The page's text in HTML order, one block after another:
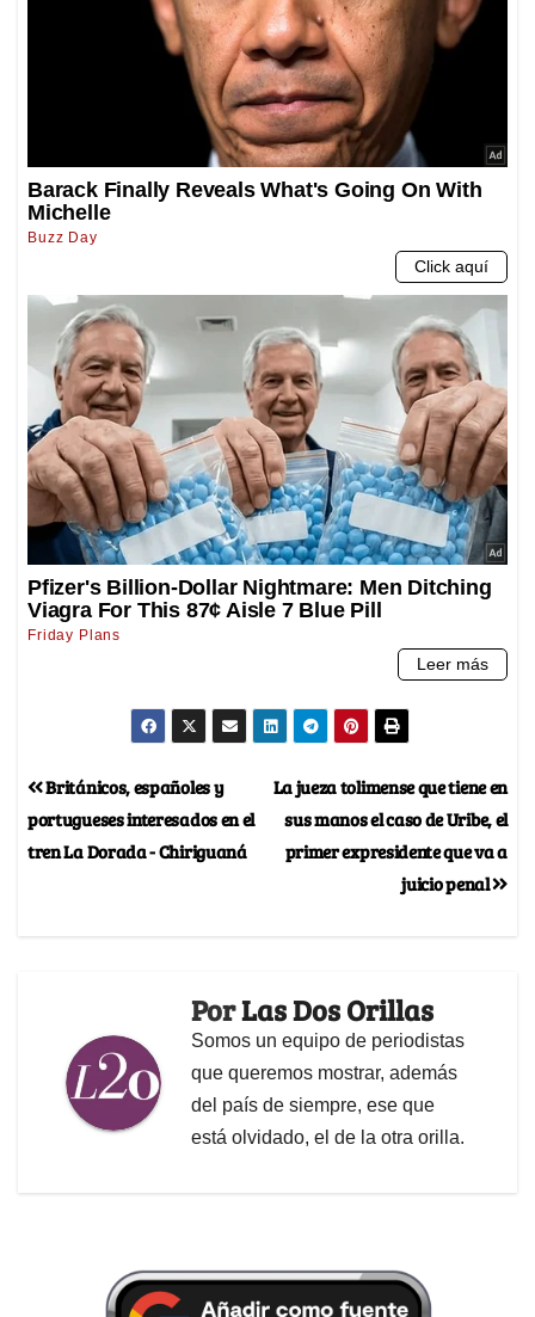
La jueza tolimense que tiene en
sus manos el caso de Uribe, el
primer expresidente que va a
juicio penal
Británicos, españoles y
portugueses interesados en el
tren La Dorada - Chiriguaná
PorLas Dos Orillas
Somos un equipo de periodistas
que queremos mostrar, además
del país de siempre, ese que
está olvidado, el de la otra orilla.